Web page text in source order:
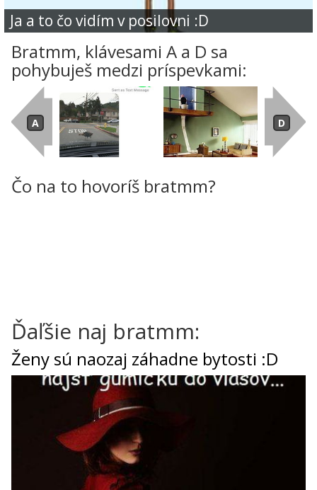
Ja a to čo vidím v posilovni :D
Bratmm, klávesami A a D sa
pohybuješ medzi príspevkami:
Čo na to hovoríš bratmm?
Ďaľšie naj bratmm:
Ženy sú naozaj záhadne bytosti :D